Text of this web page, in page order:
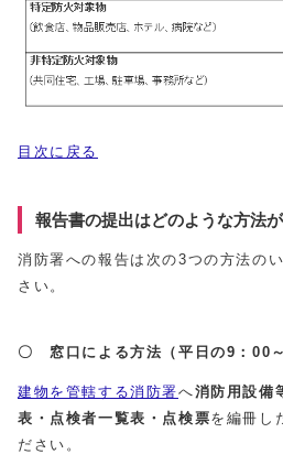
目次に戻る
報告書の提出はどのような方法
消防署への報告は次の3つの方法の
さい。
〇 窓口による方法（平日の9：00
建物を管轄する消防署へ消防用設備
表・点検者一覧表・点検票を編冊し
ださい。